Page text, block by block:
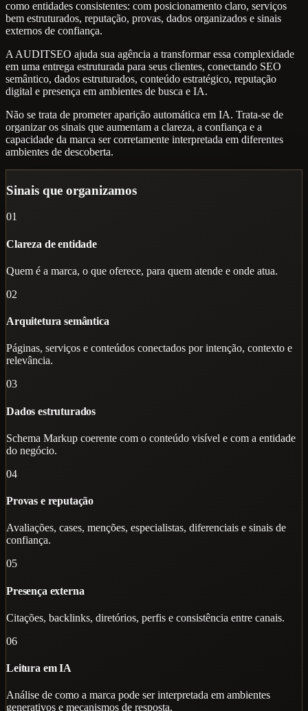
como entidades consistentes: com posicionamento claro, serviços
bem estruturados, reputação, provas, dados organizados e sinais
externos de confiança.
A AUDITSEO ajuda sua agência a transformar essa complexidade
em uma entrega estruturada para seus clientes, conectando SEO
semântico, dados estruturados, conteúdo estratégico, reputação
digital e presença em ambientes de busca e IA.
Não se trata de prometer aparição automática em IA. Trata-se de
organizar os sinais que aumentam a clareza, a confiança e a
capacidade da marca ser corretamente interpretada em diferentes
ambientes de descoberta.
Sinais que organizamos
01
Clareza de entidade
Quem é a marca, o que oferece, para quem atende e onde atua.
02
Arquitetura semântica
Páginas, serviços e conteúdos conectados por intenção, contexto e
relevância.
03
Dados estruturados
Schema Markup coerente com o conteúdo visível e com a entidade
do negócio.
04
Provas e reputação
Avaliações, cases, menções, especialistas, diferenciais e sinais de
confiança.
05
Presença externa
Citações, backlinks, diretórios, perfis e consistência entre canais.
06
Leitura em IA
Análise de como a marca pode ser interpretada em ambientes
generativos e mecanismos de resposta.